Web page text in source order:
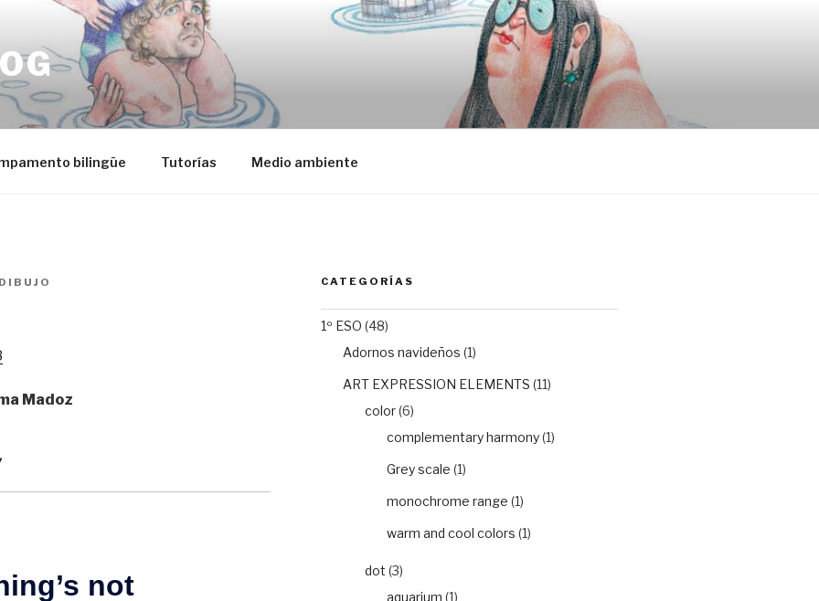
bilingüe Tutorías Medio ambiente
Madoz
CATEGORÍAS
1º ESO (48)
Adornos navideños (1)
ART EXPRESSION ELEMENTS (11)
color(6)
complementary harmony(1)
Grey scale (1)
monochrome range (1)
warm and cool colors (1)
dot (3)
aquarium (1)